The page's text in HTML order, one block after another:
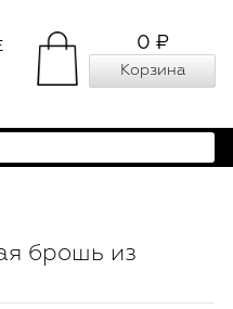
0 ₽
Корзина
брошь из